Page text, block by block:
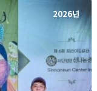
2026년